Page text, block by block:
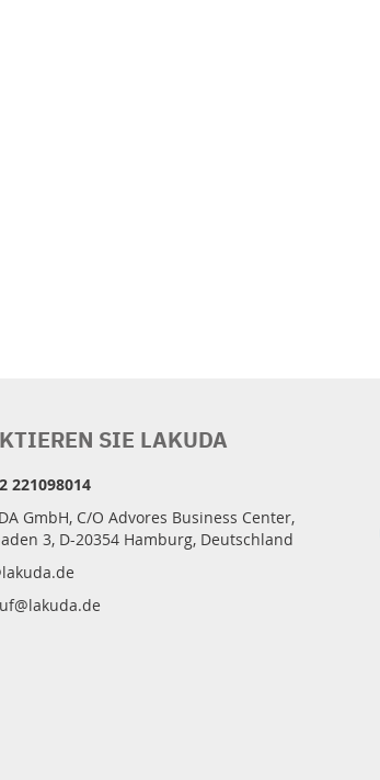
SIE LAKUDA
221098014
GmbH, C/O Advores Business Center,
3, D-20354 Hamburg, Deutschland